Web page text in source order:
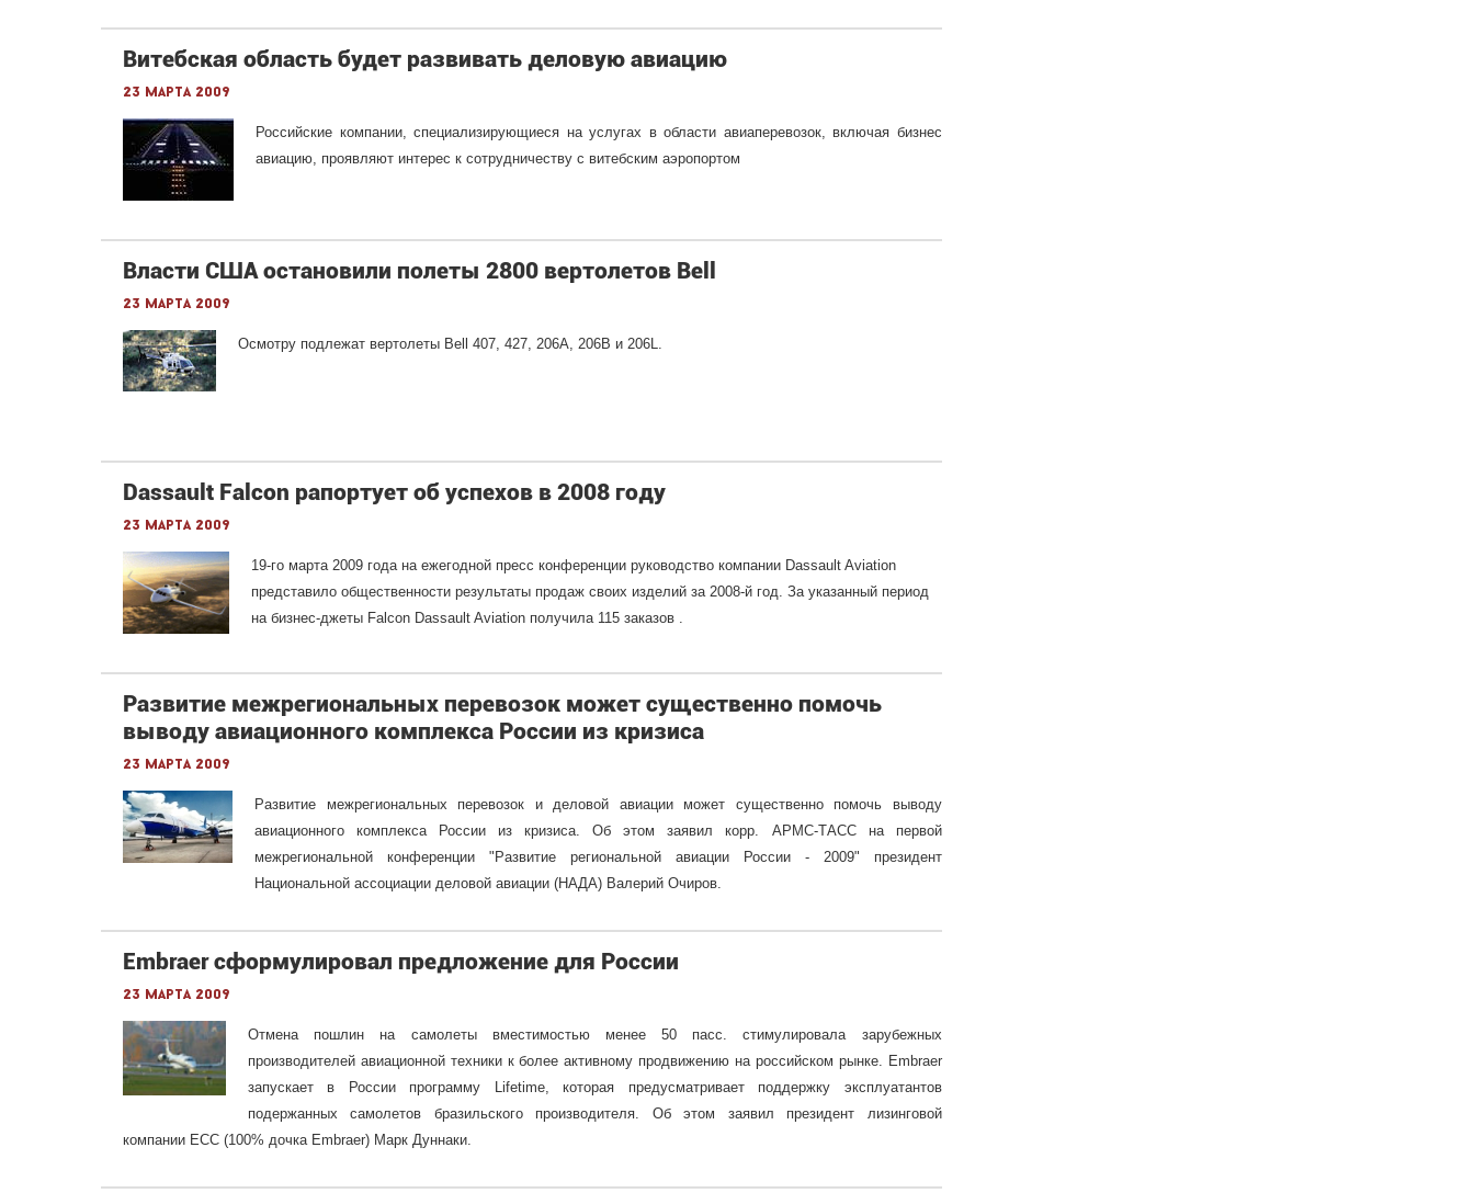
Витебская область будет развивать деловую авиацию
23 марта 2009
Российские компании, специализирующиеся на услугах в области авиаперевозок, включая бизнес
авиацию, проявляют интерес к сотрудничеству с витебским аэропортом
Власти США остановили полеты 2800 вертолетов Bell
23 марта 2009
Осмотру подлежат вертолеты Bell 407, 427, 206A, 206B и 206L.
Dassault Falcon рапортует об успехов в 2008 году
23 марта 2009
19-го марта 2009 года на ежегодной пресс конференции руководство компании Dassault Aviation
представило общественности результаты продаж своих изделий за 2008-й год. За указанный период
на бизнес-джеты Falcon Dassault Aviation получила 115 заказов .
Развитие межрегиональных перевозок может существенно помочь
выводу авиационного комплекса России из кризиса
23 марта 2009
Развитие межрегиональных перевозок и деловой авиации может существенно помочь выводу
авиационного комплекса России из кризиса. Об этом заявил корр. АРМС-ТАСС на первой
межрегиональной конференции "Развитие региональной авиации России - 2009" президент
Национальной ассоциации деловой авиации (НАДА) Валерий Очиров.
Embraer сформулировал предложение для России
23 марта 2009
Отмена пошлин на самолеты вместимостью менее 50 пасс. стимулировала зарубежных
производителей авиационной техники к более активному продвижению на российском рынке. Embraer
запускает в России программу Lifetime, которая предусматривает поддержку эксплуатантов
подержанных самолетов бразильского производителя. Об этом заявил президент лизинговой
компании ECC (100% дочка Embraer) Марк Дуннаки.